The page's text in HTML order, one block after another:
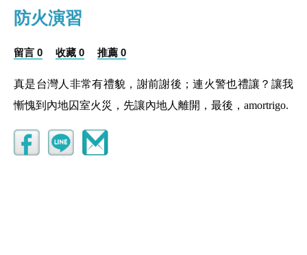
防火演習
留言 0 收藏 0 推薦 0
真是台灣人非常有禮貌，謝前謝後；連火警也禮讓？讓我
慚愧到內地囚室火災，先讓內地人離開，最後，amortrigo.